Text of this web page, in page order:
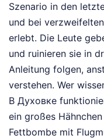
Szenario in den
und bei
erlebt. Die Leute
und ruinieren sie in
Anleitung folgen,
verstehen. Wer
В Духовке
ein großes
Fettbombe mit